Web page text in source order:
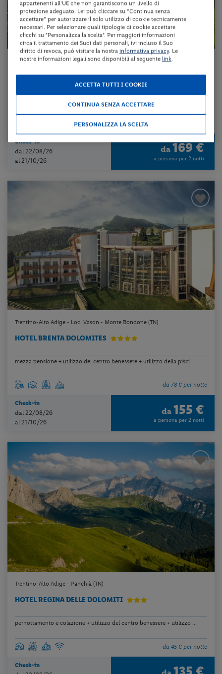
Trentino-Alto Adige - Loc. Vason - Monte Bondone (TN)
HOTEL BRENTA DOLOMITES
Check-in
dal 22/08/26
al 21/10/26
da169 €
a persona per 2 notti
Trentino-Alto Adige - Loc. Vason - Monte Bondone (TN)
HOTEL BRENTA DOLOMITES
mezza pensione + utilizzo del centro benessere + utilizzo della pisci...
da 78 € per notte
Check-in
dal 22/08/26
al 21/10/26
da 155 €
a persona per 2 notti
Trentino-Alto Adige - Panchià (TN)
HOTEL REGINA DELLE DOLOMITI
pernottamento e colazione + utilizzo del centro benessere + utilizzo ...
da 45 € per notte
Check-in 135 €
appartenenti all'UE che non garantiscono un livello di
protezione adeguato. Lei può cliccare su “Continua senza
accettare” per autorizzare il solo utilizzo di cookie tecnicamente
necessari. Per selezionare quali tipologie di cookie accettare
clicchi su "Personalizza la scelta". Per maggiori informazioni
circa il trattamento dei Suoi dati personali, ivi incluso il Suo
diritto di revoca, può visitare la nostra informativa privacy. Le
nostre informazioni legali sono disponibili al seguente link.
ACCETTA TUTTI I COOKIE
CONTINUA SENZA ACCETTARE
PERSONALIZZA LA SCELTA